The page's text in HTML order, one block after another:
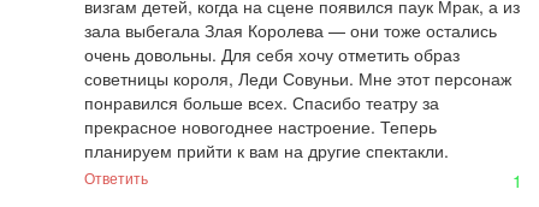
визгам детей, когда на сцене появился паук Мрак, а из
зала выбегала Злая Королева — они тоже остались
очень довольны. Для себя хочу отметить образ
советницы короля, Леди Совуньи. Мне этот персонаж
понравился больше всех. Спасибо театру за
прекрасное новогоднее настроение. Теперь
планируем прийти к вам на другие спектакли.
Ответить 1